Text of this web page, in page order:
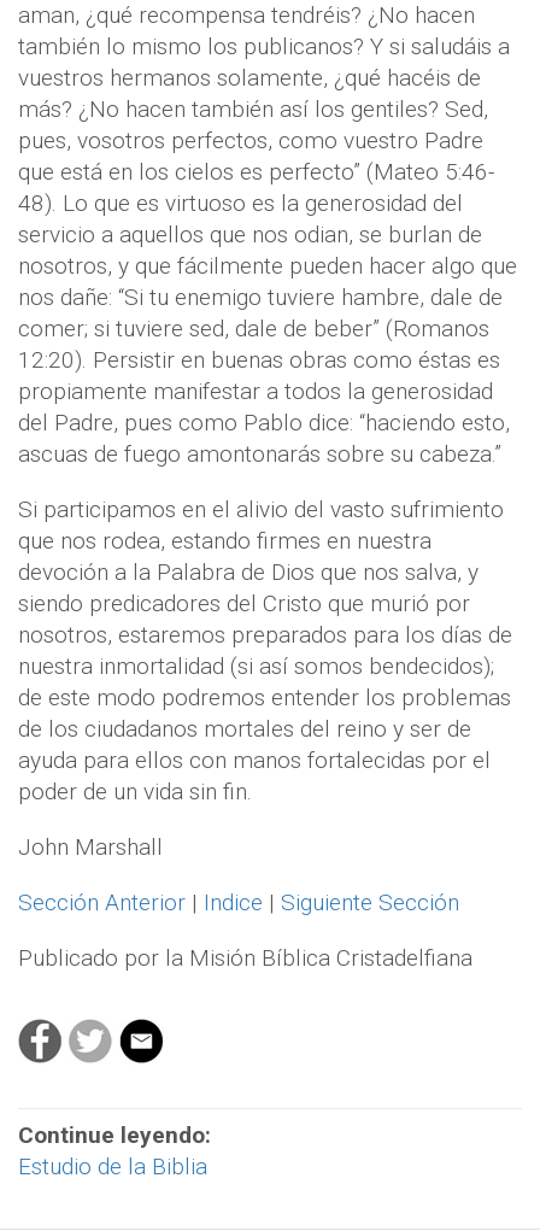
aman, ¿qué recompensa tendréis? ¿No hacen
también lo mismo los publicanos? Y si saludáis a
vuestros hermanos solamente, ¿qué hacéis de
más? ¿No hacen también así los gentiles? Sed,
pues, vosotros perfectos, como vuestro Padre
que está en los cielos es perfecto” (Mateo 5:46-
48). Lo que es virtuoso es la generosidad del
servicio a aquellos que nos odian, se burlan de
nosotros, y que fácilmente pueden hacer algo que
nos dañe: “Si tu enemigo tuviere hambre, dale de
comer; si tuviere sed, dale de beber” (Romanos
12:20). Persistir en buenas obras como éstas es
propiamente manifestar a todos la generosidad
del Padre, pues como Pablo dice: “haciendo esto,
ascuas de fuego amontonarás sobre su cabeza.”
Si participamos en el alivio del vasto sufrimiento
que nos rodea, estando firmes en nuestra
devoción a la Palabra de Dios que nos salva, y
siendo predicadores del Cristo que murió por
nosotros, estaremos preparados para los días de
nuestra inmortalidad (si así somos bendecidos);
de este modo podremos entender los problemas
de los ciudadanos mortales del reino y ser de
ayuda para ellos con manos fortalecidas por el
poder de un vida sin fin.
John Marshall
Sección Anterior | Indice | Siguiente Sección
Publicado por la Misión Bíblica Cristadelfiana
Continue leyendo:
Estudio de la Biblia